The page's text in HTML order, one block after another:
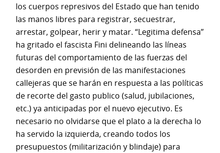
los cuerpos represivos del Estado que han tenido
las manos libres para registrar, secuestrar,
arrestar, golpear, herir y matar. “Legitima defensa”
ha gritado el fascista Fini delineando las líneas
futuras del comportamiento de las fuerzas del
desorden en previsión de las manifestaciones
callejeras que se harán en respuesta a las políticas
de recorte del gasto publico (salud, jubilaciones,
etc.) ya anticipadas por el nuevo ejecutivo. Es
necesario no olvidarse que el plato a la derecha lo
ha servido la izquierda, creando todos los
presupuestos (militarización y blindaje) para